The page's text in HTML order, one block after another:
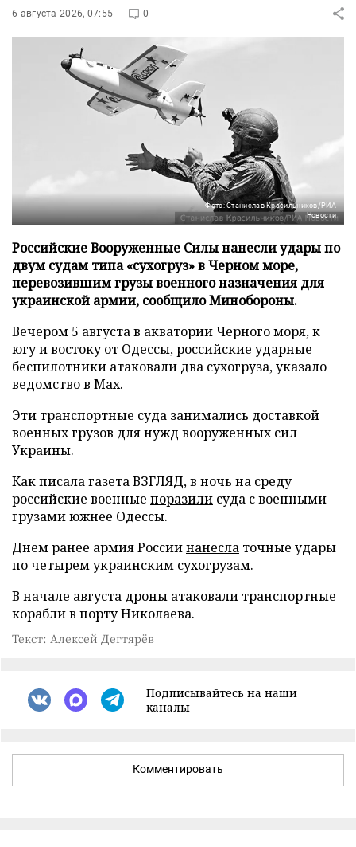
6 августа 2026, 07:55 0
Фото: Станислав Красильников/РИА
Новости
Российские Вооруженные Силы нанесли удары по
двум судам типа «сухогруз» в Черном море,
перевозившим грузы военного назначения для
украинской армии, сообщило Минобороны.
Вечером 5 августа в акватории Черного моря, к
югу и востоку от Одессы, российские ударные
беспилотники атаковали два сухогруза, указало
ведомство в Max.
Эти транспортные суда занимались доставкой
военных грузов для нужд вооруженных сил
Украины.
Как писала газета ВЗГЛЯД, в ночь на среду
российские военные поразили суда с военными
грузами южнее Одессы.
Днем ранее армия Россиинанесла точные удары
по четырем украинским сухогрузам.
В начале августа дроны атаковали транспортные
корабли в порту Николаева.
Текст: Алексей Дегтярёв
Подписывайтесь на наши
каналы
Комментировать